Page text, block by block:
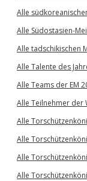
Alle
Alle Südostasien-
Alle tadschikischen
Alle Talente des
Alle Teams der EM
Alle Teilnehmer der
Alle
Alle
Alle
Alle